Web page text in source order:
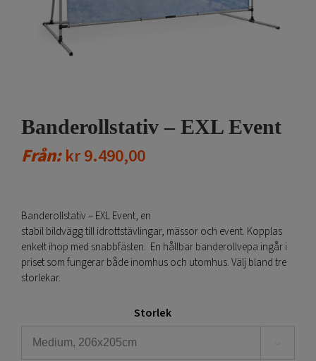
Banderollstativ – EXL Event
Från:kr9.490,00
Banderollstativ – EXL Event, en
stabil bildvägg till idrottstävlingar, mässor och event. Kopplas
enkelt ihop med snabbfästen. En hållbar banderollvepa ingår i
priset som fungerar både inomhus och utomhus. Välj bland tre
storlekar.
Storlek